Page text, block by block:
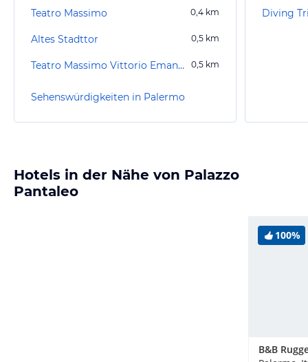
Teatro Massimo 0,4 km
Altes Stadttor 0,5 km
Teatro Massimo Vittorio Emanuele di Palermo 0,5 km
Sehenswürdigkeiten in Palermo
Diving
Hotels in der Nähe von Palazzo
Pantaleo
100%